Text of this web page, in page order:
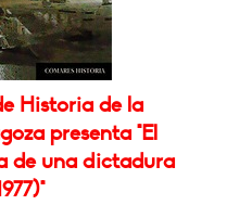
Historia de la
presenta "El
de una dictadura